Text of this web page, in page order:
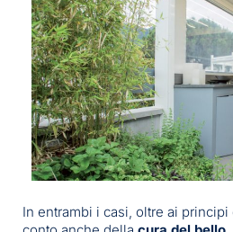
In entrambi i casi, oltre ai principi